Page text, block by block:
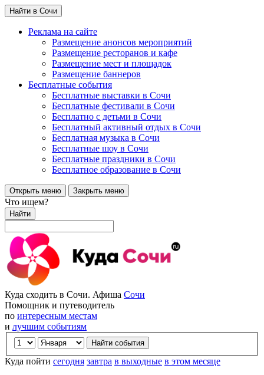
Найти в Сочи
Реклама на сайте
Размещение анонсов мероприятий
Размещение ресторанов и кафе
Размещение мест и площадок
Размещение баннеров
Бесплатные события
Бесплатные выставки в Сочи
Бесплатные фестивали в Сочи
Бесплатно с детьми в Сочи
Бесплатный активный отдых в Сочи
Бесплатная музыка в Сочи
Бесплатные шоу в Сочи
Бесплатные праздники в Сочи
Бесплатное образование в Сочи
Открыть меню Закрыть меню
Что ищем?
Найти
Куда сходить в Сочи. Афиша Сочи
Помощник и путеводитель
по интересным местам
и лучшим событиям
Куда пойти сегодня завтра в выходные в этом месяце